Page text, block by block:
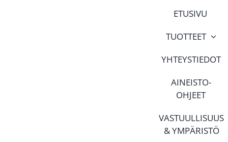
ETUSIVU
TUOTTEET
YHTEYSTIEDOT
AINEISTO-
OHJEET
VASTUULLISUUS
& YMPÄRISTÖ